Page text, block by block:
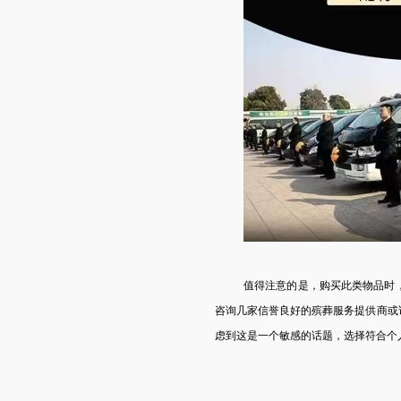
值得注意的是，购买此类物品时
咨询几家信誉良好的殡葬服务提供商
虑到这是一个敏感的话题，选择符合